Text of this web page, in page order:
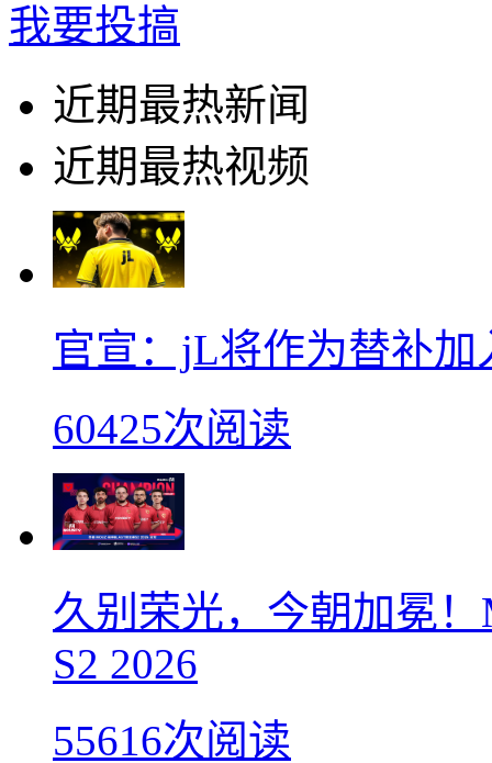
我要投搞
近期最热新闻
近期最热视频
官宣：jL将作为替补加
60425次阅读
久别荣光，今朝加冕
S2 2026
55616次阅读